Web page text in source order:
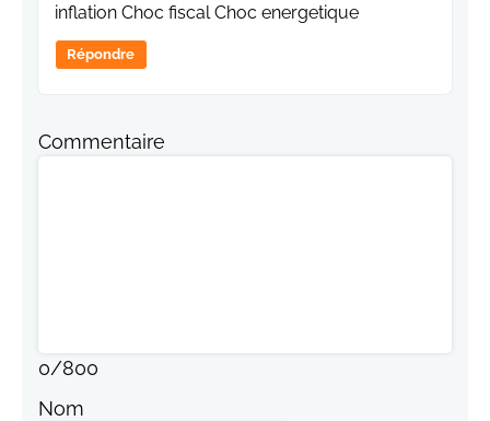
inflation Choc fiscal Choc energetique
Répondre
Commentaire
0/800
Nom